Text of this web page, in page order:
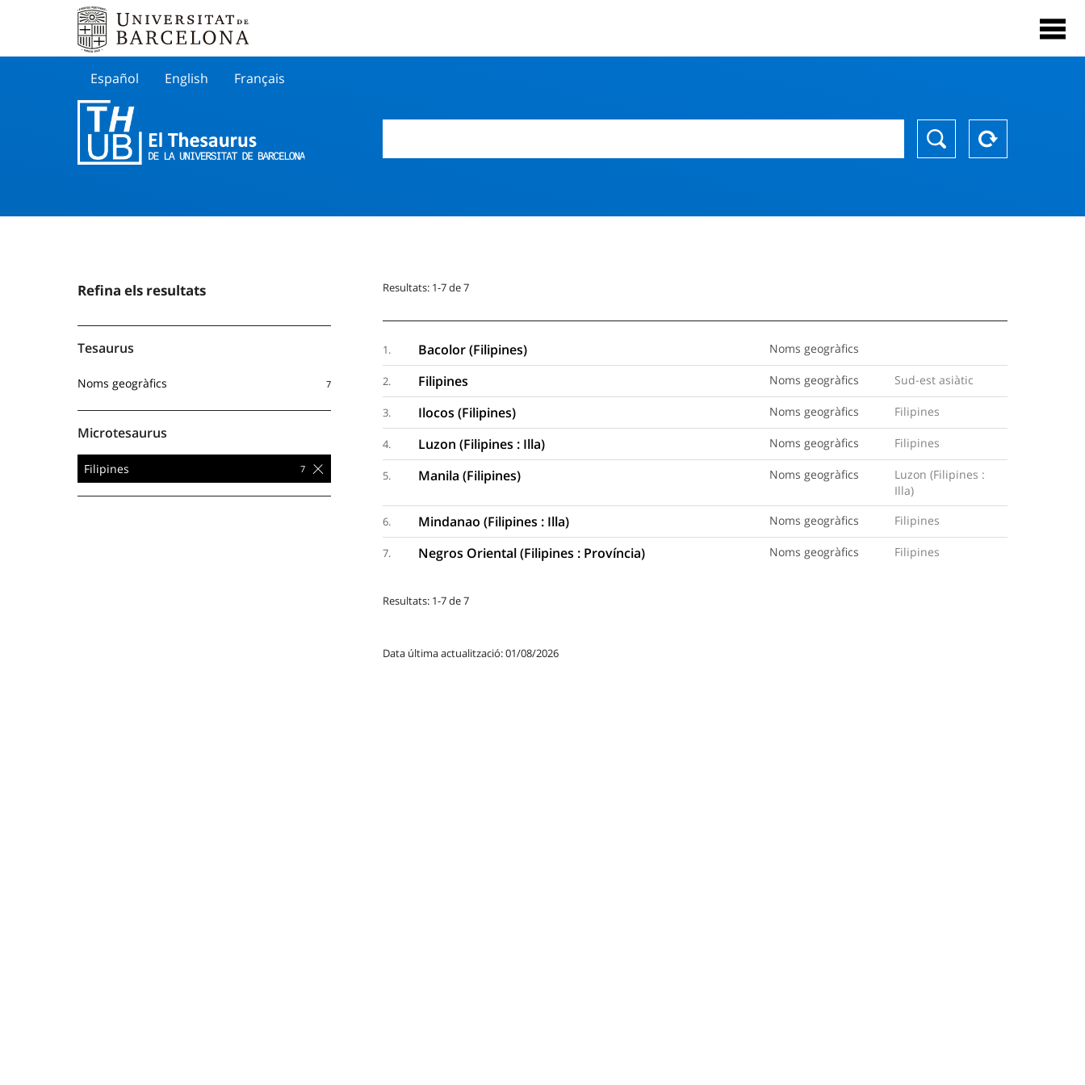
Español English Français
Refina els resultats
Tesaurus
Noms geogràfics
Microtesaurus
Filipines
Resultats: 1-7 de 7
1. Bacolor (Filipines) Noms geogràfics
2. Filipines Noms geogràfics Sud-est asiàtic
3. Ilocos (Filipines) Noms geogràfics Filipines
4. Luzon (Filipines : Illa) Noms geogràfics Filipines
5. Manila (Filipines) Noms geogràfics
Luzon (Filipines :
Illa)
6. Mindanao (Filipines : Illa) Noms geogràfics Filipines
7. Negros Oriental (Filipines : Província) Noms geogràfics Filipines
Resultats: 1-7 de 7
Data última actualització: 01/08/2026